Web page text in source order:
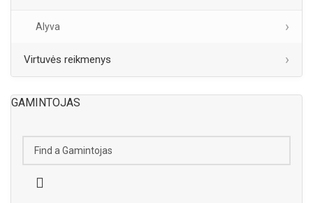
Alyva
Virtuvės reikmenys
GAMINTOJAS